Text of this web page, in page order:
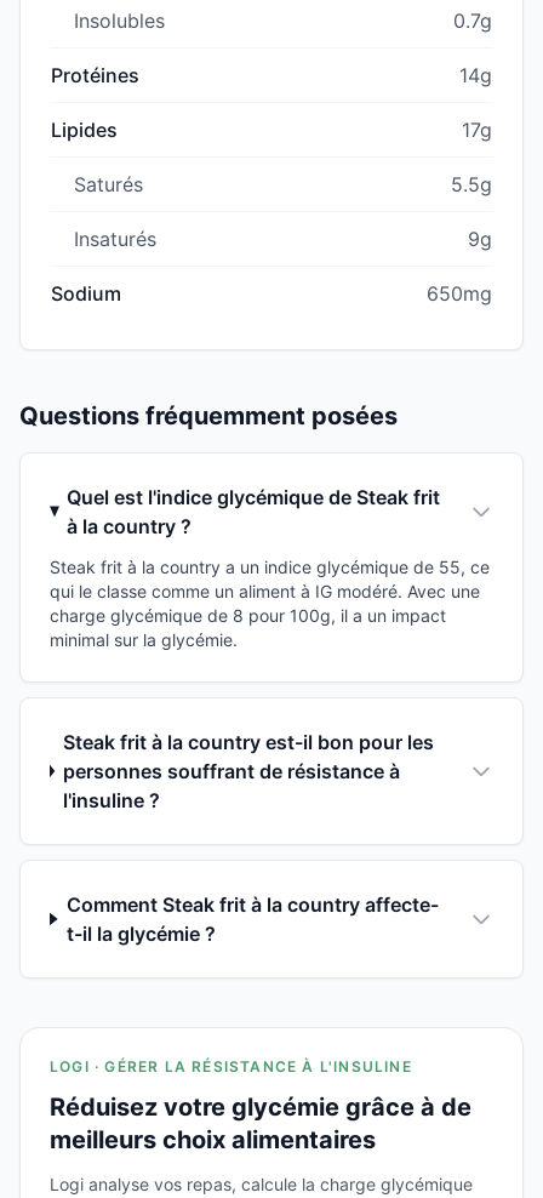
Insolubles 0.7g
Protéines 14g
Lipides 17g
Saturés 5.5g
Insaturés 9g
Sodium 650mg
Questions fréquemment posées
Quel est l'indice glycémique de Steak frit
à la country ?
Steak frit à la country a un indice glycémique de 55, ce
qui le classe comme un aliment à IG modéré. Avec une
charge glycémique de 8 pour 100g, il a un impact
minimal sur la glycémie.
Steak frit à la country est-il bon pour les
personnes souffrant de résistance à
l'insuline ?
Comment Steak frit à la country affecte-
t-il la glycémie ?
LOGI · GÉRER LA RÉSISTANCE À L'INSULINE
Réduisez votre glycémie grâce à de
meilleurs choix alimentaires
Logi analyse vos repas, calcule la charge glycémique